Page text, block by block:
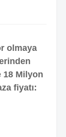
olmaya
18 Milyon
fiyatı: